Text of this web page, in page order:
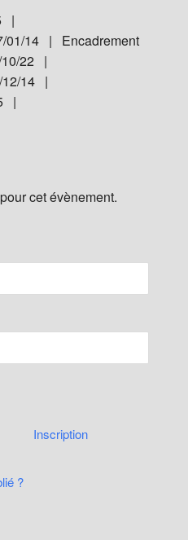
|
14 | Encadrement
22 |
14 |
|
cet évènement.
Inscription
?